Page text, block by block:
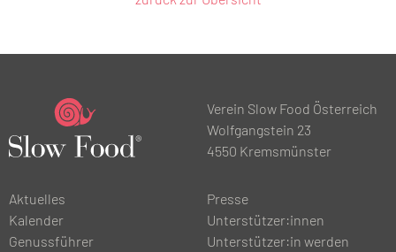
Verein Slow Food Österreich
Wolfgangstein 23
4550 Kremsmünster
Aktuelles
Kalender
Genussführer
Presse
Unterstützer:innen
Unterstützer:in werden